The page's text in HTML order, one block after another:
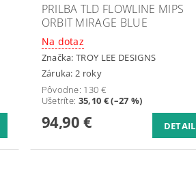
PRILBA TLD FLOWLINE MIPS
ORBIT MIRAGE BLUE
Na dotaz
Značka:TROY LEE DESIGNS
Záruka: 2 roky
Pôvodne: 130 €
Ušetríte: 35,10 € (–27 %)
94,90 € DETAIL